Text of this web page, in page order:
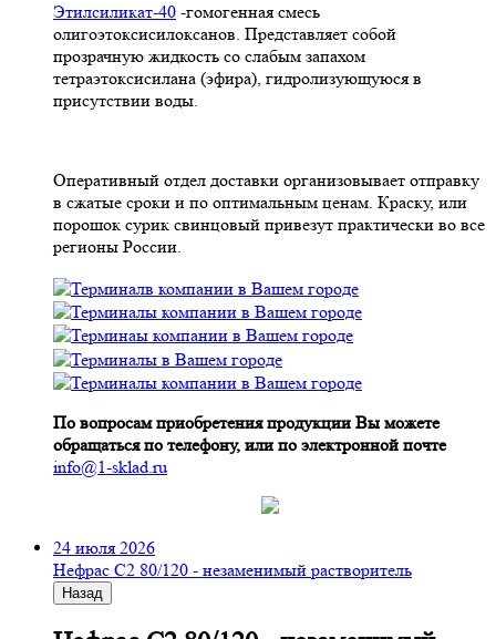
Этилсиликат-40 -гомогенная смесь
олигоэтоксисилоксанов. Представляет собой
прозрачную жидкость со слабым запахом
тетраэтоксисилана (эфира), гидролизующуюся в
присутствии воды.
Оперативный отдел доставки организовывает отправку
в сжатые сроки и по оптимальным ценам. Краску, или
порошок сурик свинцовый привезут практически во все
регионы России.
По вопросам приобретения продукции Вы можете
обращаться по телефону, или по электронной почте
info@1-sklad.ru
24 июля 2026
Нефрас С2 80/120 - незаменимый растворитель
Назад